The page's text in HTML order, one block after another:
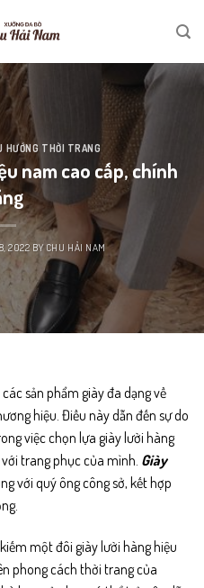
HƯỚNG THỜI TRANG
nam cao cấp, chính
2022 BY CHU HẢI NAM
sản phẩm giày đa dạng về
hiệu. Điều này dẫn đến sự do
việc chọn lựa giày lười hàng
trang phục của mình. Giày
với quý ông công sở, kết hợp
một đôi giày lười hàng hiệu
phong cách thời trang của